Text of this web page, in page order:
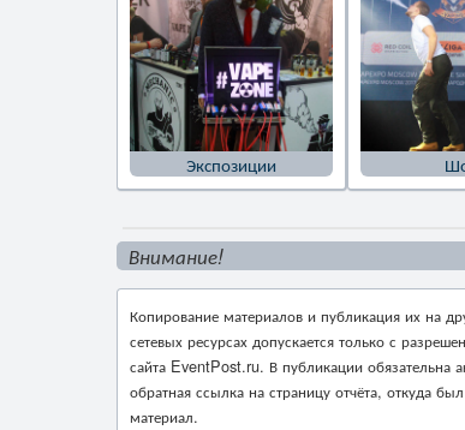
Экспозиции
Внимание!
Копирование материалов и публикация их на
сетевых ресурсах допускается только с
сайта EventPost.ru. В публикации обязательна
обратная ссылка на страницу отчёта, откуда
материал.